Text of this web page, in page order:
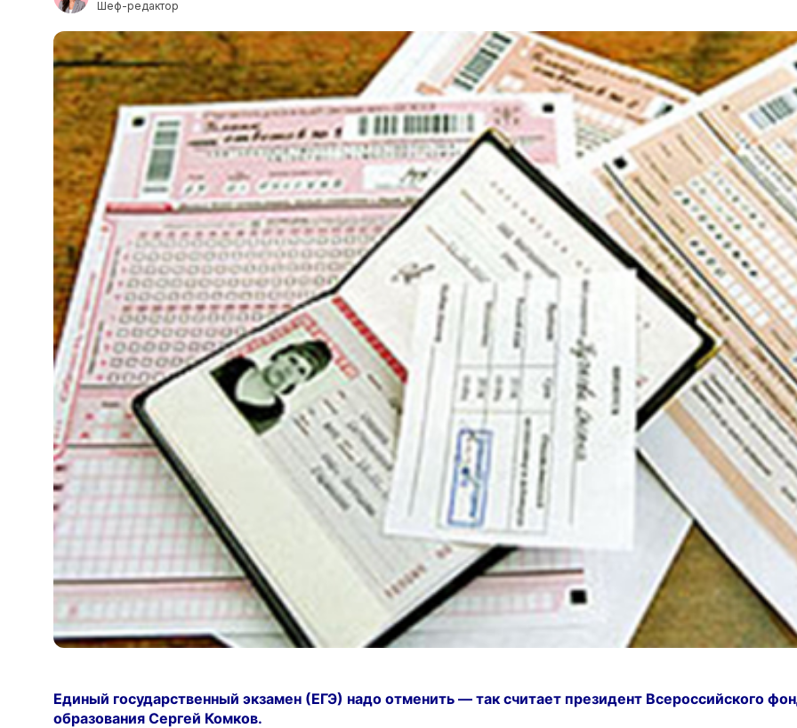
Шеф-редактор
Единый государственный экзамен (ЕГЭ) надо отменить — так считает президент Всероссийского
образования Сергей Комков.